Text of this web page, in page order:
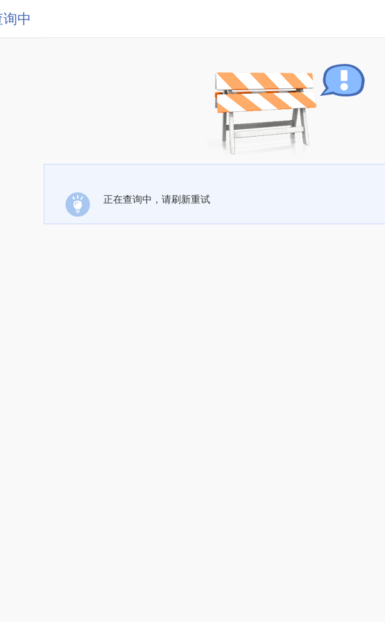
中
正在查询中，请刷新重试